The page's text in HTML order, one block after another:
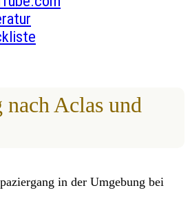
nach Aclas und
in der Umgebung bei